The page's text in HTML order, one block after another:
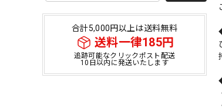
合計5,000円以上は送料無料
送料一律185円
追跡可能なクリックポスト配送
10日以内に発送いたします